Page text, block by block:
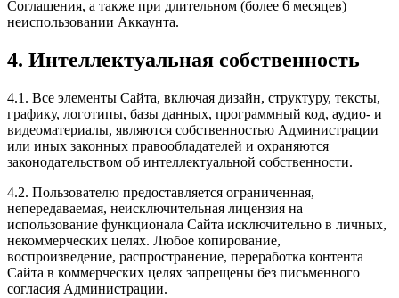
Соглашения, а также при длительном (более 6 месяцев)
неиспользовании Аккаунта.
4. Интеллектуальная собственность
4.1. Все элементы Сайта, включая дизайн, структуру, тексты,
графику, логотипы, базы данных, программный код, аудио- и
видеоматериалы, являются собственностью Администрации
или иных законных правообладателей и охраняются
законодательством об интеллектуальной собственности.
4.2. Пользователю предоставляется ограниченная,
непередаваемая, неисключительная лицензия на
использование функционала Сайта исключительно в личных,
некоммерческих целях. Любое копирование,
воспроизведение, распространение, переработка контента
Сайта в коммерческих целях запрещены без письменного
согласия Администрации.